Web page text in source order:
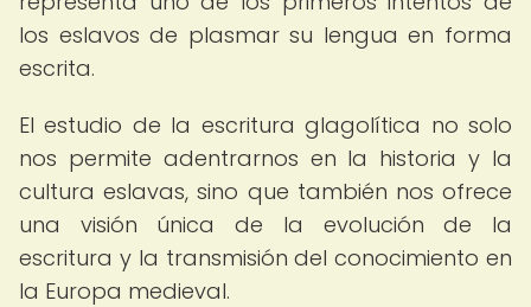
los eslavos de plasmar su lengua en forma
escrita.
El estudio de la escritura glagolítica no solo
nos permite adentrarnos en la historia y la
cultura eslavas, sino que también nos ofrece
una visión única de la evolución de la
escritura y la transmisión del conocimiento en
la Europa medieval.